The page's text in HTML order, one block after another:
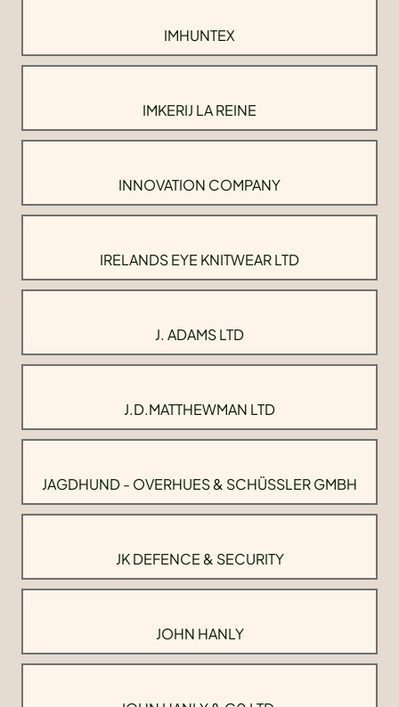
IMHUNTEX
IMKERIJ LA REINE
INNOVATION COMPANY
IRELANDS EYE KNITWEAR LTD
J. ADAMS LTD
J.D.MATTHEWMAN LTD
JAGDHUND - OVERHUES & SCHÜSSLER GMBH
JK DEFENCE & SECURITY
JOHN HANLY